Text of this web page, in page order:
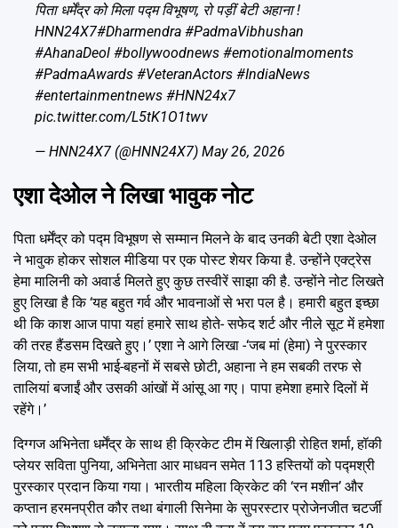
पिता धर्मेंद्र को मिला पद्म विभूषण, रो पड़ीं बेटी अहाना !
HNN24X7#Dharmendra #PadmaVibhushan
#AhanaDeol #bollywoodnews #emotionalmoments
#PadmaAwards #VeteranActors #IndiaNews
#entertainmentnews #HNN24x7
pic.twitter.com/L5tK1O1twv
— HNN24X7 (@HNN24X7) May 26, 2026
एशा देओल ने लिखा भावुक नोट
पिता धर्मेंद्र को पद्म विभूषण से सम्मान मिलने के बाद उनकी बेटी एशा देओल
ने भावुक होकर सोशल मीडिया पर एक पोस्ट शेयर किया है. उन्होंने एक्ट्रेस
हेमा मालिनी को अवार्ड मिलते हुए कुछ तस्वीरें साझा की है. उन्होंने नोट लिखते
हुए लिखा है कि ‘यह बहुत गर्व और भावनाओं से भरा पल है। हमारी बहुत इच्छा
थी कि काश आज पापा यहां हमारे साथ होते- सफेद शर्ट और नीले सूट में हमेशा
की तरह हैंडसम दिखते हुए।’ एशा ने आगे लिखा -‘जब मां (हेमा) ने पुरस्कार
लिया, तो हम सभी भाई-बहनों में सबसे छोटी, अहाना ने हम सबकी तरफ से
तालियां बजाईं और उसकी आंखों में आंसू आ गए। पापा हमेशा हमारे दिलों में
रहेंगे।’
दिग्गज अभिनेता धर्मेंद्र के साथ ही क्रिकेट टीम में खिलाड़ी रोहित शर्मा, हॉकी
प्लेयर सविता पुनिया, अभिनेता आर माधवन समेत 113 हस्तियों को पद्मश्री
पुरस्कार प्रदान किया गया। भारतीय महिला क्रिकेट की ‘रन मशीन’ और
कप्तान हरमनप्रीत कौर तथा बंगाली सिनेमा के सुपरस्टार प्रोजेनजीत चटर्जी